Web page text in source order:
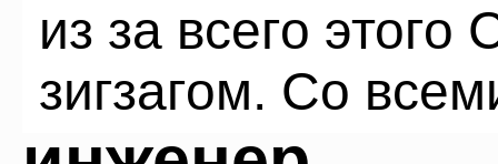
из за всего
зигзагом. Со